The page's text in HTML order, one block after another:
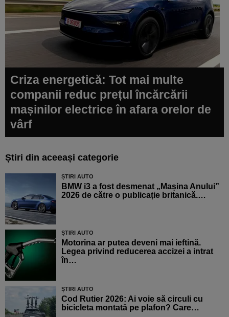
Criza energetică: Tot mai multe
companii reduc prețul încărcării
mașinilor electrice în afara orelor de
vârf
Știri din aceeași categorie
ȘTIRI AUTO
BMW i3 a fost desmenat „Mașina Anului”
2026 de către o publicație britanică.…
ȘTIRI AUTO
Motorina ar putea deveni mai ieftină.
Legea privind reducerea accizei a intrat
în…
ȘTIRI AUTO
Cod Rutier 2026: Ai voie să circuli cu
bicicleta montată pe plafon? Care…